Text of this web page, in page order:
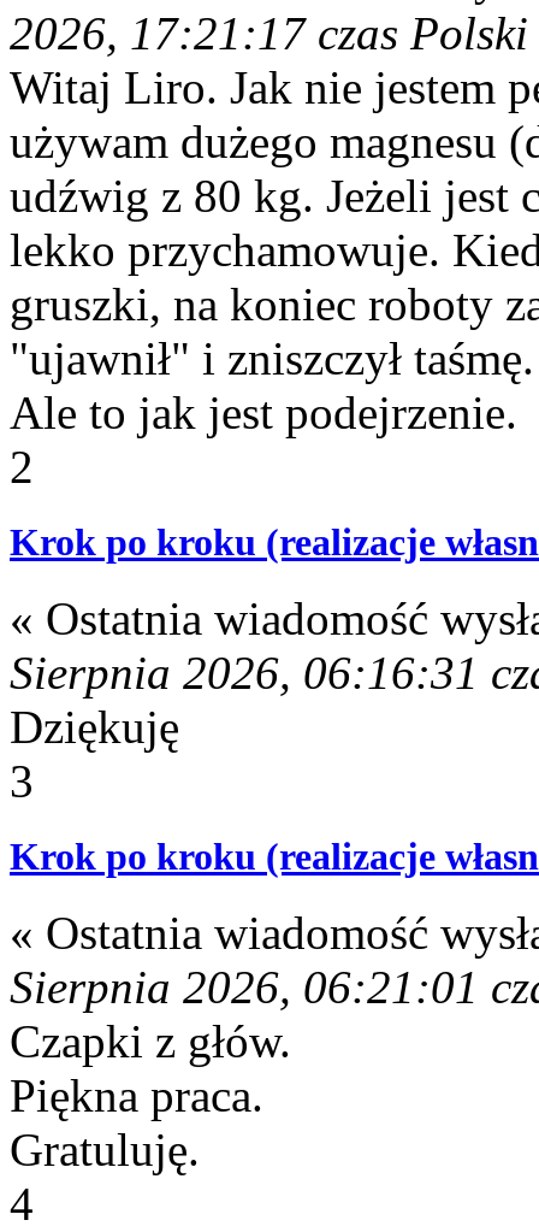
2026, 17:21:17 czas Polski
Witaj Liro. Jak nie jestem
używam dużego magnesu
udźwig z 80 kg. Jeżeli jest
lekko przychamowuje.
gruszki, na koniec roboty
"ujawnił" i zniszczył taśmę.
Ale to jak jest podejrzenie.
2
Krok po kroku (realizacje
« Ostatnia wiadomość
Sierpnia 2026, 06:16:31
Dziękuję
3
Krok po kroku (realizacje
« Ostatnia wiadomość
Sierpnia 2026, 06:21:01
Czapki z głów.
Piękna praca.
Gratuluję.
4